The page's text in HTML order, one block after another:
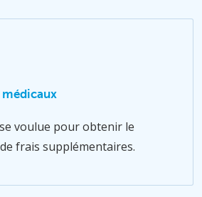
voulue pour obtenir le
frais supplémentaires.